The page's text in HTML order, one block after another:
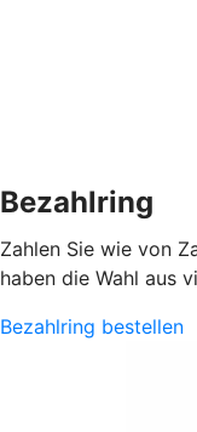
Bezahlring
Zahlen Sie wie von
haben die Wahl aus
Bezahlring bestellen